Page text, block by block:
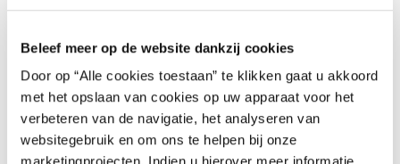
Beleef meer op de website dankzij cookies
Door op “Alle cookies toestaan” te klikken gaat u akkoord
met het opslaan van cookies op uw apparaat voor het
verbeteren van de navigatie, het analyseren van
websitegebruik en om ons te helpen bij onze
PREVIOUS
Een strip voor avontuurlijke muziekliefhebbers!